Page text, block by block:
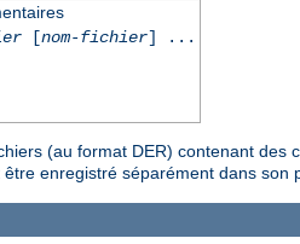
[nom-fichier] ...
(au format DER) contenant
enregistré séparément dans son